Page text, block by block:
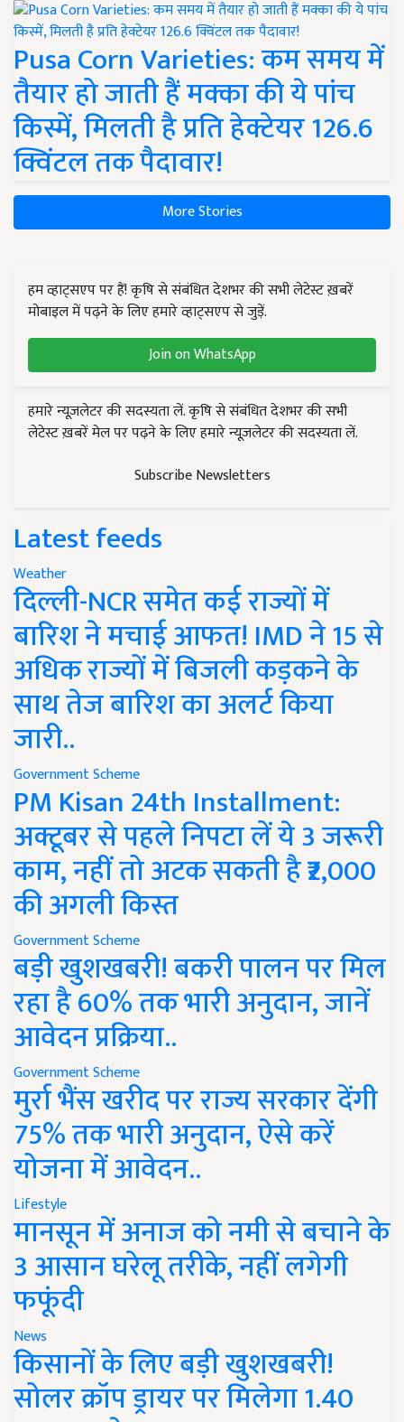
Pusa Corn Varieties: कम समय में
तैयार हो जाती हैं मक्का की ये पांच
किस्में, मिलती है प्रति हेक्टेयर 126.6
क्विंटल तक पैदावार!
More Stories
हम व्हाट्सएप पर हैं! कृषि से संबंधित देशभर की सभी लेटेस्ट ख़बरें
मोबाइल में पढ़ने के लिए हमारे व्हाट्सएप से जुड़ें.
Join on WhatsApp
हमारे न्यूज़लेटर की सदस्यता लें. कृषि से संबंधित देशभर की सभी
लेटेस्ट ख़बरें मेल पर पढ़ने के लिए हमारे न्यूज़लेटर की सदस्यता लें.
Subscribe Newsletters
Latest feeds
Weather
दिल्ली-NCR समेत कई राज्यों में
बारिश ने मचाई आफत! IMD ने 15 से
अधिक राज्यों में बिजली कड़कने के
साथ तेज बारिश का अलर्ट किया
जारी..
Government Scheme
PM Kisan 24th Installment:
अक्टूबर से पहले निपटा लें ये 3 जरूरी
काम, नहीं तो अटक सकती है ₹2,000
की अगली किस्त
Government Scheme
बड़ी खुशखबरी! बकरी पालन पर मिल
रहा है 60% तक भारी अनुदान, जानें
आवेदन प्रक्रिया..
Government Scheme
मुर्रा भैंस खरीद पर राज्य सरकार देंगी
75% तक भारी अनुदान, ऐसे करें
योजना में आवेदन..
Lifestyle
मानसून में अनाज को नमी से बचाने के
3 आसान घरेलू तरीके, नहीं लगेगी
फफूंदी
News
किसानों के लिए बड़ी खुशखबरी!
सोलर क्रॉप ड्रायर पर मिलेगा 1.40